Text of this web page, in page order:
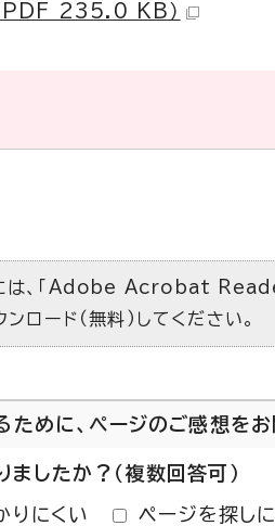
PDF 235.0 KB）
は、「Adobe Acrobat
ロード（無料）してください。
ために、ページのご感想をお
したか？（複数回答可）
りにくい ページを探し